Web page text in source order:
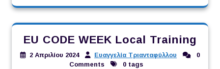
EU CODE WEEK Local Training
2 Απριλίου 2024 Ευαγγελία Τριανταφύλλου
0
Comments
0 tags